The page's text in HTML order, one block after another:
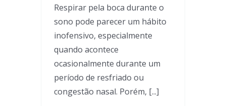
Respirar pela boca durante o
sono pode parecer um hábito
inofensivo, especialmente
quando acontece
ocasionalmente durante um
período de resfriado ou
congestão nasal. Porém, [...]